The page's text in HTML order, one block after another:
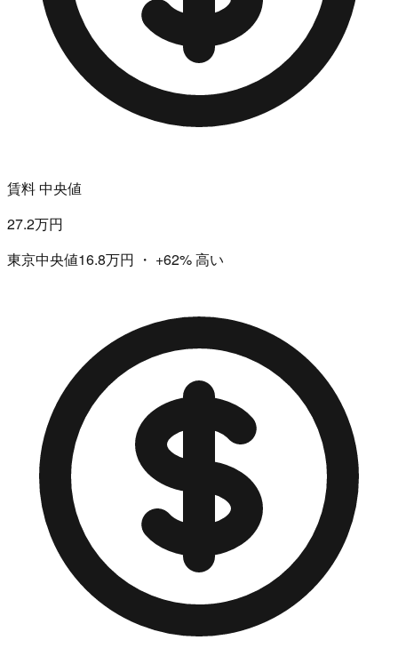
賃料 中央値
27.2万円
東京中央値16.8万円 ・ +62%高い